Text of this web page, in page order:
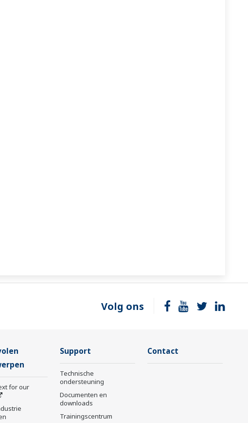
Volg ons
for our
Support
Technische
ondersteuning
Documenten en
downloads
Trainingscentrum
Contact